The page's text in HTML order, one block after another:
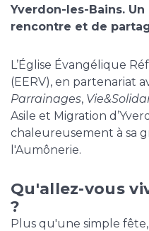
Yverdon-les-Bains.
rencontre et de
L’Église Évangélique
(EERV), en partenariat
Parrainages,
Asile et Migration
chaleureusement à sa
l'Aumônerie.
Qu'allez-vous
?
Plus qu'une simple